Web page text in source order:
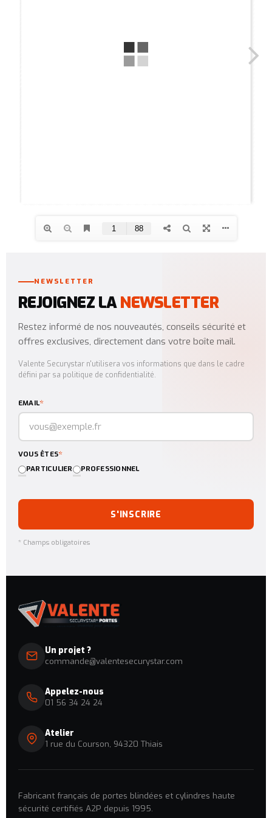
NEWSLETTER
REJOIGNEZ LANEWSLETTER
Restez informé de nos nouveautés, conseils sécurité et
offres exclusives, directement dans votre boîte mail.
Valente Securystar n'utilisera vos informations que dans le cadre
défini par sa politique de confidentialité.
EMAIL*
VOUS ÊTES*
PARTICULIER PROFESSIONNEL
S'INSCRIRE
* Champs obligatoires
Un projet ?
commande@valentesecurystar.com
Appelez-nous
01 56 34 24 24
Atelier
1 rue du Courson, 94320 Thiais
Fabricant français de portes blindées et cylindres haute
sécurité certifiés A2P depuis 1995.